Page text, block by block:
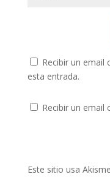
Recibir un email
esta entrada.
Recibir un email
Este sitio usa